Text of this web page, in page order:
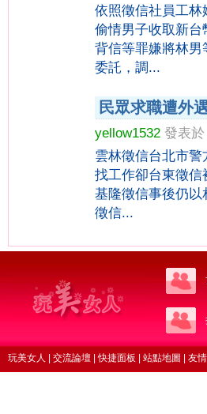
依照徵信社員工
偷情男子收取新
背信等罪嫌將林
委託，調...
民眾求職遭外
yellow1532 發表
雲林徵信台北市
找工作卻台東徵
基隆徵信事後仍
徵信...
玩美女人 交流論壇 |快捷面板 站點地圖 友